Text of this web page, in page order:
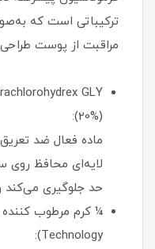
ترکیباتی است که
مراقبت از پوست
GLY
(20%):
ماده فعال ضد تعریق
لایه‌ای محافظ روی
حد جلوگیری می‌کند و
Technology):